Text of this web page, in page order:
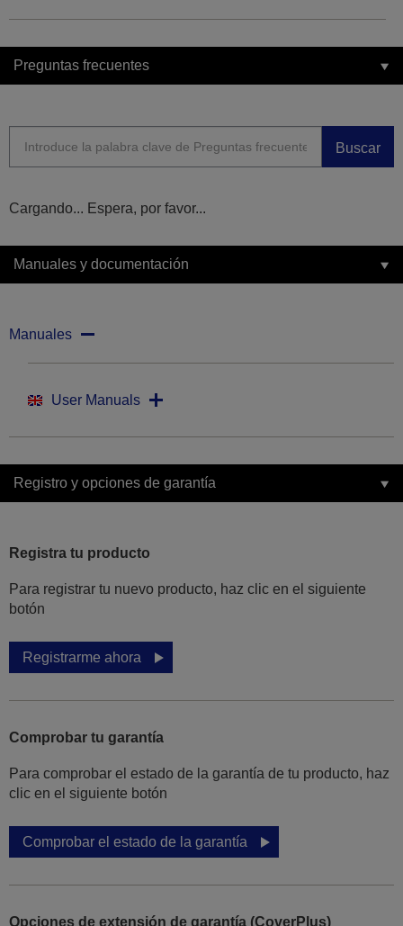
Preguntas frecuentes
Buscar
Cargando... Espera, por favor...
Manuales y documentación
Manuales
User Manuals
Registro y opciones de garantía
Registra tu producto
Para registrar tu nuevo producto, haz clic en el siguiente
botón
Registrarme ahora
Comprobar tu garantía
Para comprobar el estado de la garantía de tu producto, haz
clic en el siguiente botón
Comprobar el estado de la garantía
Opciones de extensión de garantía (CoverPlus)